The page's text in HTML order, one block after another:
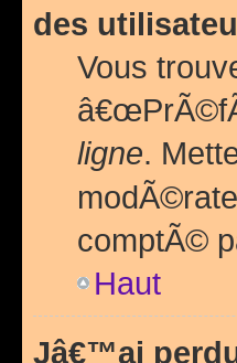
des
Vous
ligne.
comptÃ©
Haut
Jâ€™ai